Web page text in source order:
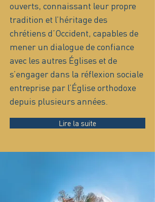
ouverts, connaissant leur propre
tradition et l’héritage des
chrétiens d’Occident, capables de
mener un dialogue de confiance
avec les autres Églises et de
s’engager dans la réflexion sociale
entreprise par l’Église orthodoxe
depuis plusieurs années.
Lire la suite